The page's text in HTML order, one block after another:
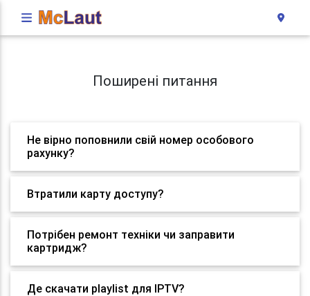
Поширені питання
Не вірно поповнили свій номер особового
рахунку?
Втратили карту доступу?
Потрібен ремонт техніки чи заправити
картридж?
Де скачати playlist для IPTV?